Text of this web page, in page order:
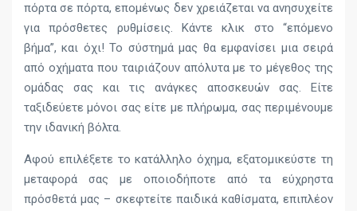
πόρτα σε πόρτα, επομένως δεν χρειάζεται να ανησυχείτε
για πρόσθετες ρυθμίσεις. Κάντε κλικ στο “επόμενο
βήμα”, και όχι! Το σύστημά μας θα εμφανίσει μια σειρά
από οχήματα που ταιριάζουν απόλυτα με το μέγεθος της
ομάδας σας και τις ανάγκες αποσκευών σας. Είτε
ταξιδεύετε μόνοι σας είτε με πλήρωμα, σας περιμένουμε
την ιδανική βόλτα.
Αφού επιλέξετε το κατάλληλο όχημα, εξατομικεύστε τη
μεταφορά σας με οποιοδήποτε από τα εύχρηστα
πρόσθετά μας – σκεφτείτε παιδικά καθίσματα, επιπλέον